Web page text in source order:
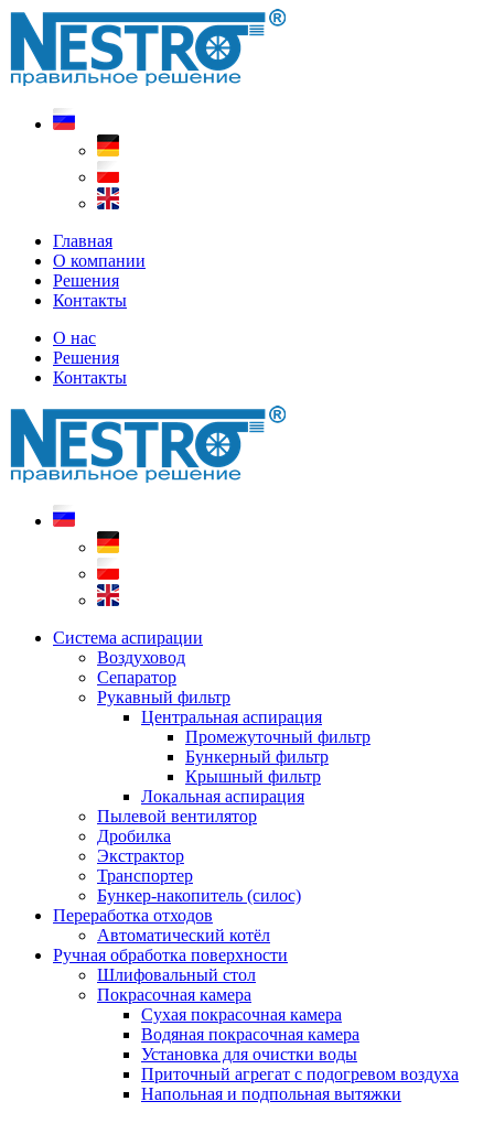
Главная
О компании
Решения
Контакты
О нас
Решения
Контакты
Система аспирации
Воздуховод
Сепаратор
Рукавный фильтр
Центральная аспирация
Промежуточный фильтр
Бункерный фильтр
Крышный фильтр
Локальная аспирация
Пылевой вентилятор
Дробилка
Экстрактор
Транспортер
Бункер-накопитель (силос)
Переработка отходов
Автоматический котёл
Ручная обработка поверхности
Шлифовальный стол
Покрасочная камера
Сухая покрасочная камера
Водяная покрасочная камера
Установка для очистки воды
Приточный агрегат с подогревом воздуха
Напольная и подпольная вытяжки